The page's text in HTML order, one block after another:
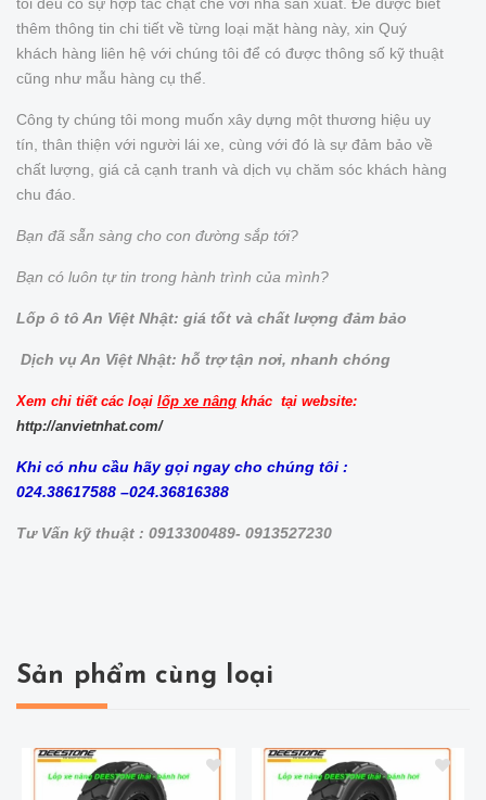
thêm thông tin chi tiết về từng loại mặt hàng này, xin Quý
khách hàng liên hệ với chúng tôi để có được thông số kỹ thuật
cũng như mẫu hàng cụ thể.
Công ty chúng tôi mong muốn xây dựng một thương hiệu uy
tín, thân thiện với người lái xe, cùng với đó là sự đảm bảo về
chất lượng, giá cả cạnh tranh và dịch vụ chăm sóc khách hàng
chu đáo.
Bạn đã sẵn sàng cho con đường sắp tới?
Bạn có luôn tự tin trong hành trình của mình?
Lốp ô tô An Việt Nhật: giá tốt và chất lượng đảm bảo
Dịch vụ An Việt Nhật: hỗ trợ tận nơi, nhanh chóng
Xem chi tiết các loại lốp xe nâng khác tại website:
http://anvietnhat.com/
Khi có nhu cầu hãy gọi ngay cho chúng tôi :
024.38617588 –024.36816388
Tư Vấn kỹ thuật : 0913300489- 0913527230
Sản phẩm cùng loại